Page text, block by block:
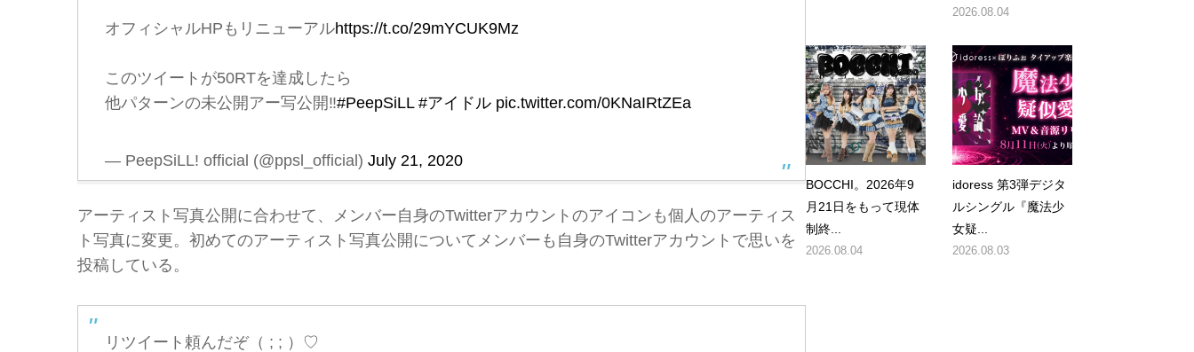
オフィシャルHPもリニューアルhttps://t.co/29mYCUK9Mz
このツイートが50RTを達成したら
他パターンの未公開アー写公開‼︎#PeepSiLL #アイドル pic.twitter.com/0KNaIRtZEa
— PeepSiLL! official (@ppsl_official) July 21, 2020
アーティスト写真公開に合わせて、メンバー自身のTwitterアカウントのアイコンも個人のアーティス
ト写真に変更。初めてのアーティスト写真公開についてメンバーも自身のTwitterアカウントで思いを
投稿している。
リツイート頼んだぞ（ ; ; ）♡
2026.08.04
BOCCHI。2026年9
月21日をもって現体
制終...
2026.08.04
idoress 第3弾デジタ
ルシングル『魔法少
女疑...
2026.08.03